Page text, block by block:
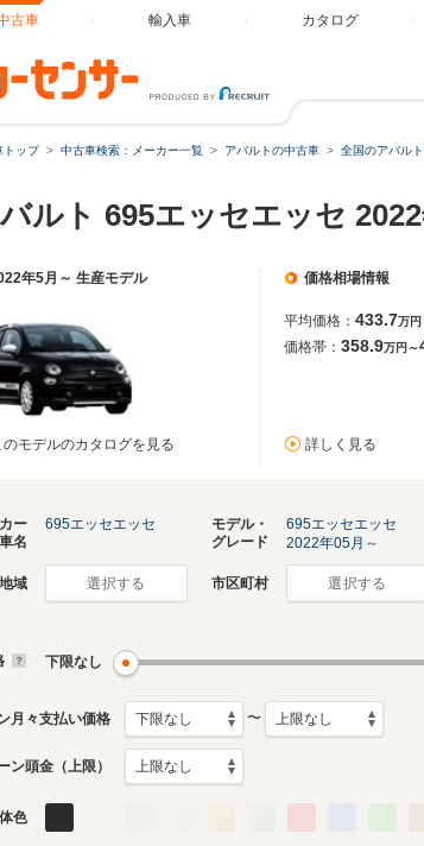
古車 輸入車 カタログ
トップ 中古車検索：メーカー一覧 アバルトの中古車 全国のアバルト
ルト 695エッセエッセ
年5月～ 生産モデル
のモデルのカタログを見る
価格相場情報
平均価格： 433.7万円
価格帯： 358.9万円～
詳しく見る
ー
車名
695エッセエッセ
モデル・
グレード
695エッセエッセ
2022年05月～
地域 選択する 市区町村 選択する
下限なし
月々支払い価格 〜
ン頭金（上限）
色